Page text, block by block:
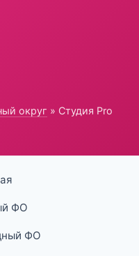
округ » Студия Pro
ФО
ФО